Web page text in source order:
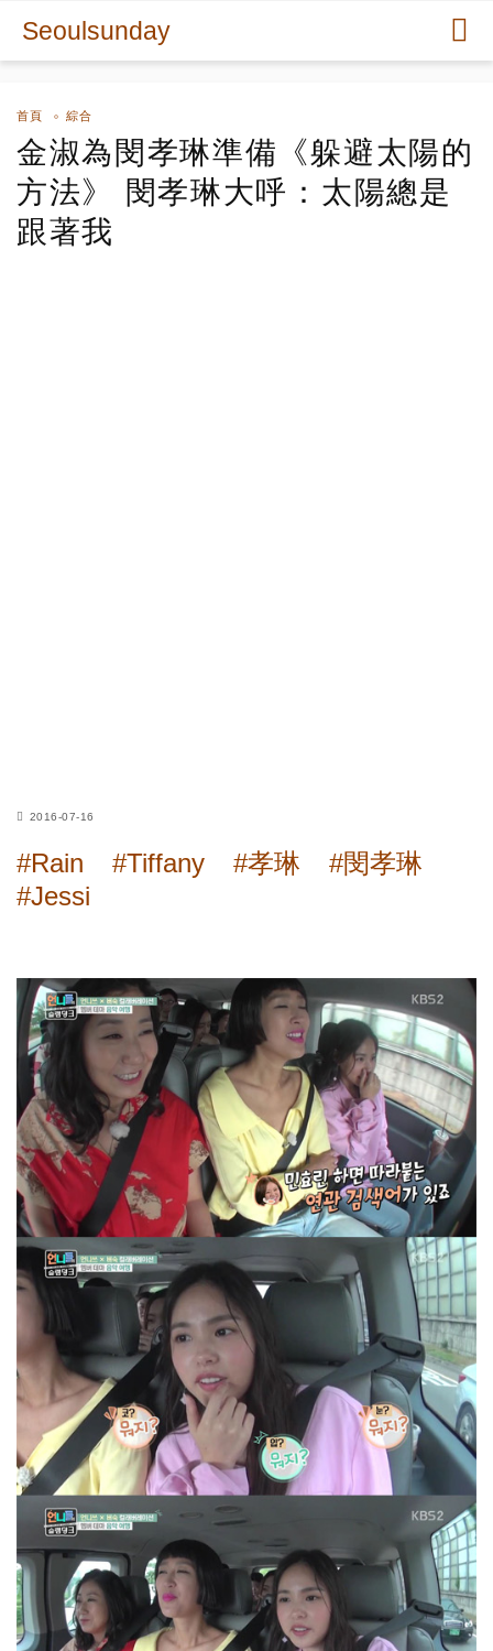
Seoulsunday
首頁 綜合
金淑為閔孝琳準備《躲避太陽的
方法》 閔孝琳大呼：太陽總是
跟著我
2016-07-16
#Rain #Tiffany #孝琳
#閔孝琳
#Jessi